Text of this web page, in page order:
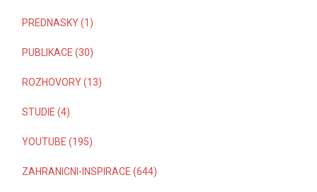
PREDNASKY (1)
PUBLIKACE (30)
ROZHOVORY (13)
STUDIE (4)
YOUTUBE (195)
ZAHRANICNI-INSPIRACE (644)